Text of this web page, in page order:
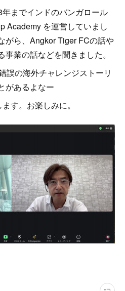
までインドのバンガロール
Academy を運営していまし
がら、Angkor Tiger FCの話や
業の話などを聞きました。
誤の海外チャレンジストーリ
があるよなー
す。お楽しみに。